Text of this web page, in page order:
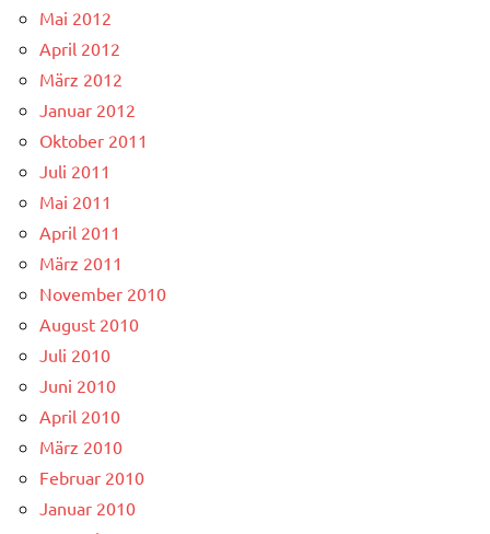
Mai 2012
April 2012
März 2012
Januar 2012
Oktober 2011
Juli 2011
Mai 2011
April 2011
März 2011
November 2010
August 2010
Juli 2010
Juni 2010
April 2010
März 2010
Februar 2010
Januar 2010